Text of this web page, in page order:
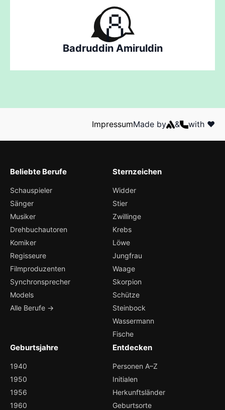
Badruddin Amiruldin
ImpressumMade by & with ❤️
Beliebte Berufe
Schauspieler
Sänger
Musiker
Drehbuchautoren
Komiker
Regisseure
Filmproduzenten
Synchronsprecher
Models
Alle Berufe →
Sternzeichen
Widder
Stier
Zwillinge
Krebs
Löwe
Jungfrau
Waage
Skorpion
Schütze
Steinbock
Wassermann
Fische
Geburtsjahre
1940
1950
1956
1960
Entdecken
Personen A–Z
Initialen
Herkunftsländer
Geburtsorte